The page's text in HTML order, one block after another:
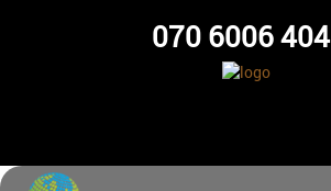
070 6006 404